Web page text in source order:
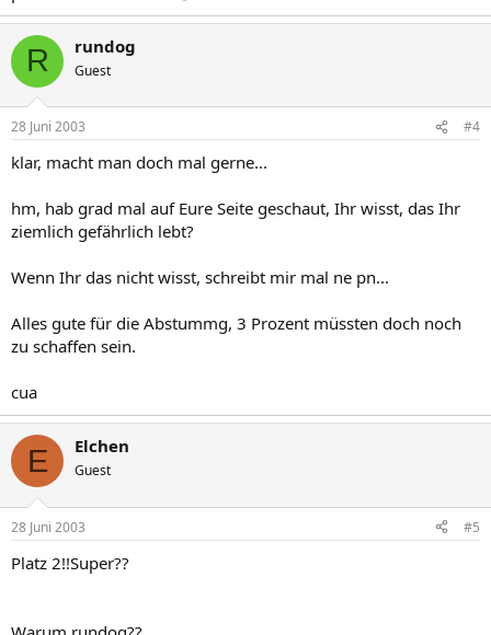
R rundog
Guest
28 Juni 2003 #4
klar, macht man doch mal gerne...
hm, hab grad mal auf Eure Seite geschaut, Ihr wisst, das Ihr
ziemlich gefährlich lebt?
Wenn Ihr das nicht wisst, schreibt mir mal ne pn...
Alles gute für die Abstummg, 3 Prozent müssten doch noch
zu schaffen sein.
cua
E Elchen
Guest
28 Juni 2003 #5
Platz 2!!Super??